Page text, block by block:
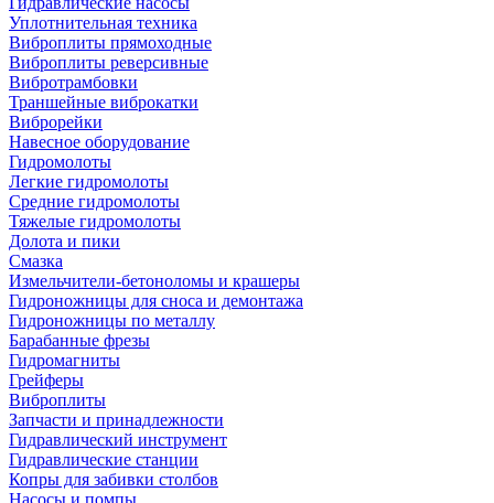
Уплотнительная техника
Виброплиты прямоходные
Виброплиты реверсивные
Вибротрамбовки
Траншейные виброкатки
Виброрейки
Навесное оборудование
Гидромолоты
Легкие гидромолоты
Средние гидромолоты
Тяжелые гидромолоты
Долота и пики
Смазка
Измельчители-бетоноломы и крашеры
Гидроножницы для сноса и демонтажа
Гидроножницы по металлу
Барабанные фрезы
Гидромагниты
Грейферы
Виброплиты
Запчасти и принадлежности
Гидравлический инструмент
Гидравлические станции
Копры для забивки столбов
Насосы и помпы